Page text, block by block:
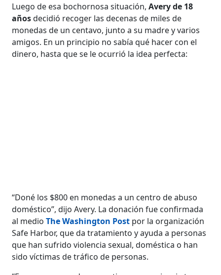
Luego de esa bochornosa situación,Avery de 18
añosdecidió recoger las decenas de miles de
monedas de un centavo, junto a su madre y varios
amigos. En un principio no sabía qué hacer con el
dinero, hasta que se le ocurrió la idea perfecta:
“Doné los $800 en monedas a un centro de abuso
doméstico”, dijo Avery. La donación fue confirmada
al medioThe Washington Post por la organización
Safe Harbor, que da tratamiento y ayuda a personas
que han sufrido violencia sexual, doméstica o han
sido víctimas de tráfico de personas.